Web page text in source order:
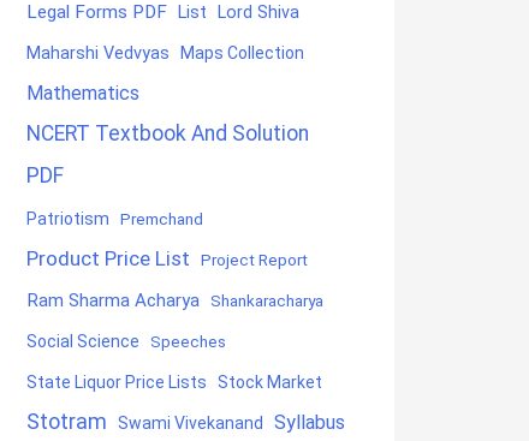
Legal Forms PDF List Lord Shiva
Maharshi Vedvyas Maps Collection
Mathematics
NCERT Textbook And Solution
PDF
Patriotism Premchand
Product Price List Project Report
Ram Sharma Acharya Shankaracharya
Social Science Speeches
State Liquor Price Lists Stock Market
Stotram Swami Vivekanand Syllabus